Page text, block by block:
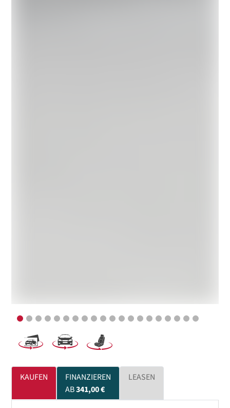
KAUFEN
FINANZIEREN
AB341,00 €
LEASEN